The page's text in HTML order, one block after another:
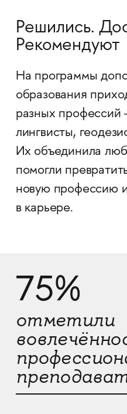
Решились.
Рекомендуют
На программы
образования
разных профессий
лингвисты,
Их объединила
помогли
новую профессию
в карьере.
75%
отметили